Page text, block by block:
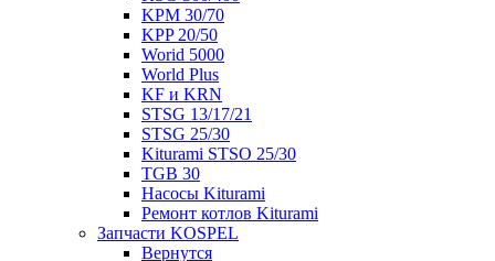
KPM 30/70
KPP 20/50
Worid 5000
World Plus
KF и KRN
STSG 13/17/21
STSG 25/30
Kiturami STSO 25/30
TGB 30
Насосы Kiturami
Ремонт котлов Kiturami
Запчасти KOSPEL
Вернутся